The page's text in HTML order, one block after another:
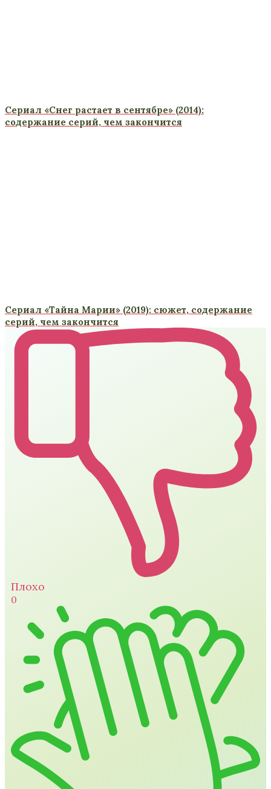
Сериал «Снег растает в сентябре» (2014):
содержание серий, чем закончится
Сериал «Тайна Марии» (2019): сюжет, содержание
серий, чем закончится
Плохо
0